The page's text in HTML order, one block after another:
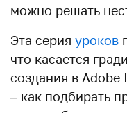
можно решать
Эта серия уроков
что касается
создания в
– как подбирать